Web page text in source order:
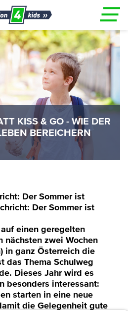
KISS & GO - WIE DER
BEREICHERN
Der Sommer ist
Der Sommer ist
einen geregelten
nächsten zwei Wochen
in ganz Österreich die
das Thema Schulweg
Dieses Jahr wird es
besonders interessant:
starten in eine neue
die Gelegenheit gute